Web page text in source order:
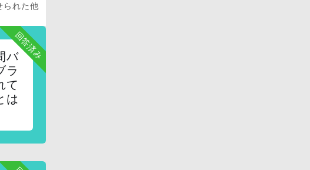
れた他
回答済み
バ
ラ
て
は